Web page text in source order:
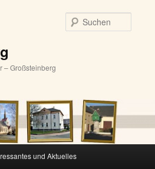
– Großsteinberg
und Aktuelles